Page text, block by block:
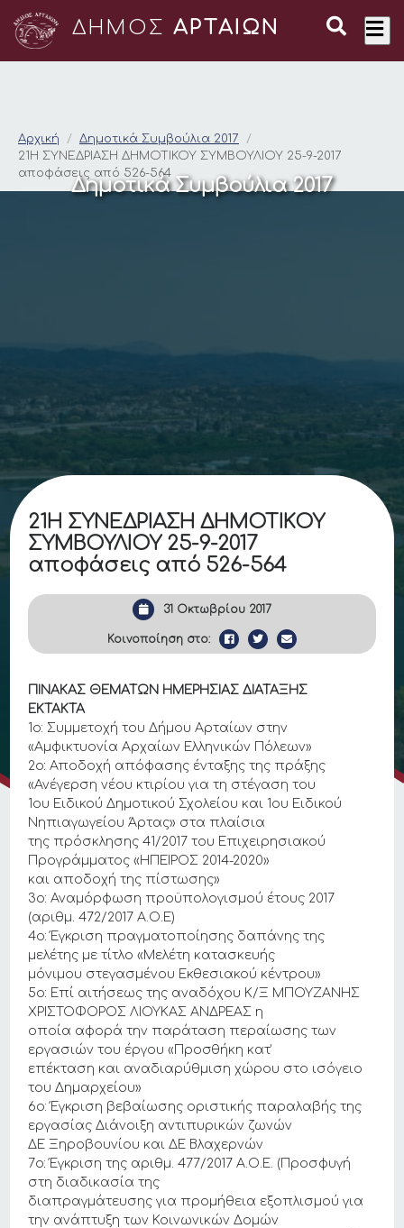
ΔΗΜΟΣ ΑΡΤΑΙΩΝ
21Η ΣΥΝΕΔΡΙΑΣΗ
Αρχική
Δημοτικά Συμβούλια 2017
21Η ΣΥΝΕΔΡΙΑΣΗ ΔΗΜΟΤΙΚΟΥ ΣΥΜΒΟΥΛΙΟΥ 25-9-2017
αποφάσεις από 526-564
Δημοτικά Συμβούλια 2017
21Η ΣΥΝΕΔΡΙΑΣΗ ΔΗΜΟΤΙΚΟΥ
ΣΥΜΒΟΥΛΙΟΥ 25-9-2017
αποφάσεις από 526-564
31 Οκτωβρίου 2017
Κοινοποίηση στο:
ΠΙΝΑΚΑΣ ΘΕΜΑΤΩΝ ΗΜΕΡΗΣΙΑΣ ΔΙΑΤΑΞΗΣ
ΕΚΤΑΚΤΑ
1ο: Συμμετοχή του Δήμου Αρταίων στην
«Αμφικτυονία Αρχαίων Ελληνικών Πόλεων»
2ο: Αποδοχή απόφασης ένταξης της πράξης
«Ανέγερση νέου κτιρίου για τη στέγαση του
1ου Ειδικού Δημοτικού Σχολείου και 1ου Ειδικού
Νηπιαγωγείου Άρτας» στα πλαίσια
της πρόσκλησης 41/2017 του Επιχειρησιακού
Προγράμματος «ΗΠΕΙΡΟΣ 2014-2020»
και αποδοχή της πίστωσης»
3ο: Αναμόρφωση προϋπολογισμού έτους 2017
(αριθμ. 472/2017 Α.Ο.Ε)
4ο: Έγκριση πραγματοποίησης δαπάνης της
μελέτης με τίτλο «Μελέτη κατασκευής
μόνιμου στεγασμένου Εκθεσιακού κέντρου»
5ο: Επί αιτήσεως της αναδόχου Κ/Ξ ΜΠΟΥΖΑΝΗΣ
ΧΡΙΣΤΟΦΟΡΟΣ ΛΙΟΥΚΑΣ ΑΝΔΡΕΑΣ η
οποία αφορά την παράταση περαίωσης των
εργασιών του έργου «Προσθήκη κατ’
επέκταση και αναδιαρύθμιση χώρου στο ισόγειο
του Δημαρχείου»
6ο: Έγκριση βεβαίωσης οριστικής παραλαβής της
εργασίας Διάνοιξη αντιπυρικών ζωνών
ΔΕ Ξηροβουνίου και ΔΕ Βλαχερνών
7ο: Έγκριση της αριθμ. 477/2017 Α.Ο.Ε. (Προσφυγή
στη διαδικασία της
διαπραγμάτευσης για προμήθεια εξοπλισμού για
την ανάπτυξη των Κοινωνικών Δομών